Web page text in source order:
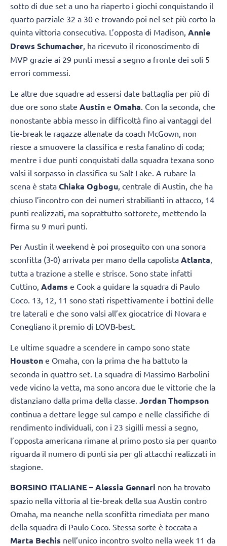
sotto di due set a uno ha riaperto i giochi conquistando il
quarto parziale 32 a 30 e trovando poi nel set più corto la
quinta vittoria consecutiva. L’opposta di Madison, Annie
Drews Schumacher, ha ricevuto il riconoscimento di
MVP grazie ai 29 punti messi a segno a fronte dei soli 5
errori commessi.
Le altre due squadre ad essersi date battaglia per più di
due ore sono state Austin e Omaha . Con la seconda, che
nonostante abbia messo in difficoltà fino ai vantaggi del
tie-break le ragazze allenate da coach McGown, non
riesce a smuovere la classifica e resta fanalino di coda;
mentre i due punti conquistati dalla squadra texana sono
valsi il sorpasso in classifica su Salt Lake. A rubare la
scena è stata Chiaka Ogbogu , centrale di Austin, che ha
chiuso l’incontro con dei numeri strabilianti in attacco, 14
punti realizzati, ma soprattutto sottorete, mettendo la
firma su 9 muri punti.
Per Austin il weekend è poi proseguito con una sonora
sconfitta (3-0) arrivata per mano della capolista Atlanta,
tutta a trazione a stelle e strisce. Sono state infatti
Cuttino, Adams e Cook a guidare la squadra di Paulo
Coco. 13, 12, 11 sono stati rispettivamente i bottini delle
tre laterali e che sono valsi all’ex giocatrice di Novara e
Conegliano il premio di LOVB-best.
Le ultime squadre a scendere in campo sono state
Houston e Omaha, con la prima che ha battuto la
seconda in quattro set. La squadra di Massimo Barbolini
vede vicino la vetta, ma sono ancora due le vittorie che la
distanziano dalla prima della classe. Jordan Thompson
continua a dettare legge sul campo e nelle classifiche di
rendimento individuali, con i 23 sigilli messi a segno,
l’opposta americana rimane al primo posto sia per quanto
riguarda il numero di punti sia per gli attacchi realizzati in
stagione.
BORSINO ITALIANE – Alessia Gennari non ha trovato
spazio nella vittoria al tie-break della sua Austin contro
Omaha, ma neanche nella sconfitta rimediata per mano
della squadra di Paulo Coco. Stessa sorte è toccata a
Marta Bechis nell’unico incontro svolto nella week 11 da